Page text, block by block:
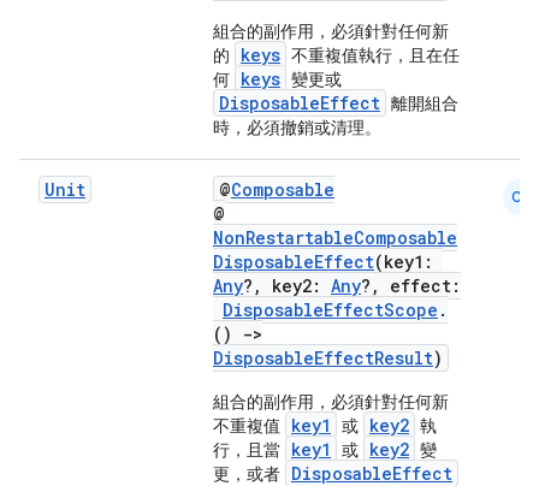
組合的副作用，必須針對任何新
的
keys 不重複值執行，且在任
何 keys 變更或
DisposableEffect 離開組合
時，必須撤銷或清理。
Unit @Composable
@
NonRestartableComposable
DisposableEffect(key1:
Any?, key2: Any?, effect:
DisposableEffectScope .
()
->
DisposableEffectResult)
組合的副作用，必須針對任何新
不重複值
key1 或 key2 執
行，且當 key1 或 key2 變
更，或者 DisposableEffect
CM